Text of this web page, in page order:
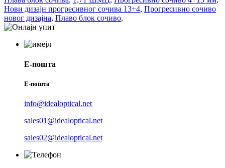
Нови дизајн прогресивног сочива 13+4, Прогресивно сочиво
новог дизајна, Плаво блок сочиво,
Е-пошта
Е-пошта
info@idealoptical.net
sales01@idealoptical.net
sales02@idealoptical.net